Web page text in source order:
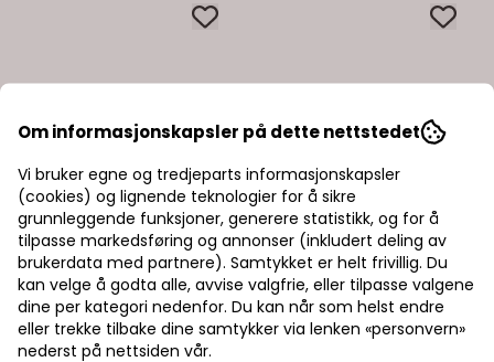
Om informasjonskapsler på dette nettstedet
Vi bruker egne og tredjeparts informasjonskapsler
(cookies) og lignende teknologier for å sikre
grunnleggende funksjoner, generere statistikk, og for å
tilpasse markedsføring og annonser (inkludert deling av
brukerdata med partnere). Samtykket er helt frivillig. Du
kan velge å godta alle, avvise valgfrie, eller tilpasse valgene
dine per kategori nedenfor. Du kan når som helst endre
eller trekke tilbake dine samtykker via lenken «personvern»
nederst på nettsiden vår.